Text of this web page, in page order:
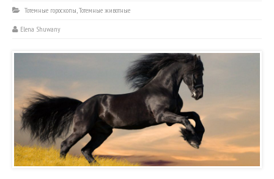
Тотемные гороскопы,Тотемные животные
Elena Shuwany